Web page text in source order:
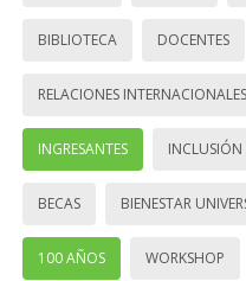
BIBLIOTECA DOCENTES
RELACIONES INTERNACIONALES
INGRESANTES INCLUSIÓN
BECAS BIENESTAR
100 AÑOS WORKSHOP